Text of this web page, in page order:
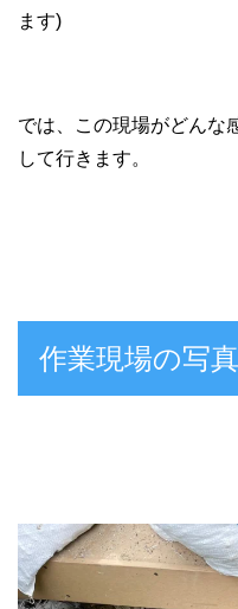
ます)
では、この現場がどんな
して行きます。
作業現場の写真